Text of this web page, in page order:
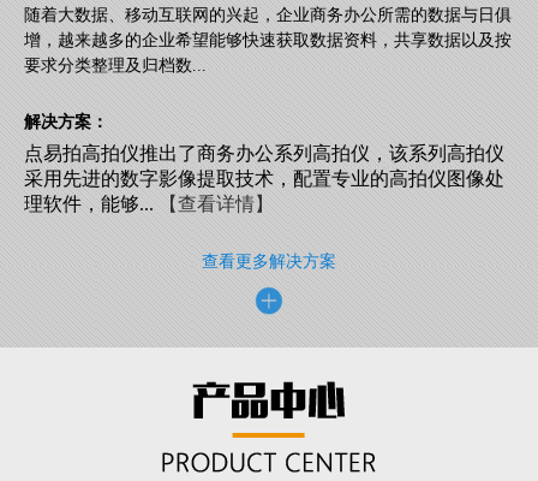
随着大数据、移动互联网的兴起，企业商务办公所需的数据与日俱
增，越来越多的企业希望能够快速获取数据资料，共享数据以及按
要求分类整理及归档数...
解决方案：
点易拍高拍仪推出了商务办公系列高拍仪，该系列高拍仪
采用先进的数字影像提取技术，配置专业的高拍仪图像处
理软件，能够...【查看详情】
查看更多解决方案